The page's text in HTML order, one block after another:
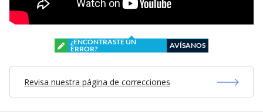
¿ENCONTRASTE UN
ERROR?
AVÍSANOS
Revisa nuestra página de correcciones